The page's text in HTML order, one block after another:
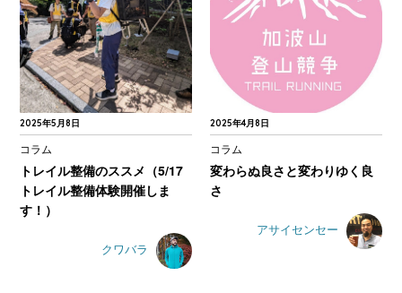
2025年5月8日
コラム
トレイル整備のススメ（5/17
トレイル整備体験開催しま
す！）
クワバラ
2025年4月8日
コラム
変わらぬ良さと変わりゆく良
さ
アサイセンセー